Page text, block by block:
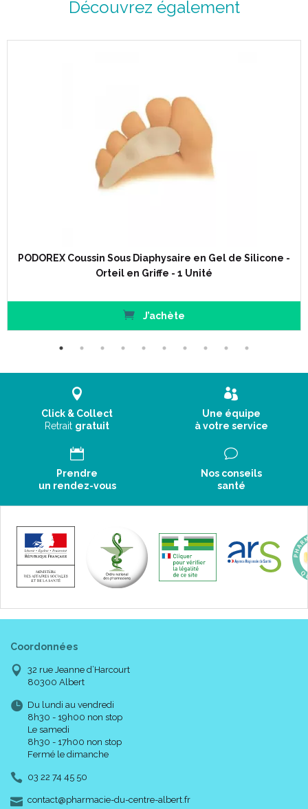
Découvrez également
PODOREX Coussin Sous Diaphysaire en Gel de Silicone -
Orteil en Griffe - 1 Unité
J’achète
Click & Collect
Retrait gratuit
Une équipe
à votre service
Prendre
un rendez-vous
Nos conseils
santé
Coordonnées
32 rue Jeanne d’Harcourt
80300 Albert
Du lundi au vendredi
8h30 - 19h00 non stop
Le samedi
8h30 - 17h00 non stop
Fermé le dimanche
03 22 74 45 50
contact-
@-
pharmacie-du-centre-albert.fr